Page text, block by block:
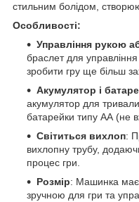
стильним болідом,
Особливості:
Управління рукою
браслет для
зробити гру ще більш
Акумулятор і
акумулятор для
батарейки типу АА (не
Світиться вихлоп:
вихлопну трубу,
процес гри.
Розмір: Машинка має
зручною для гри та